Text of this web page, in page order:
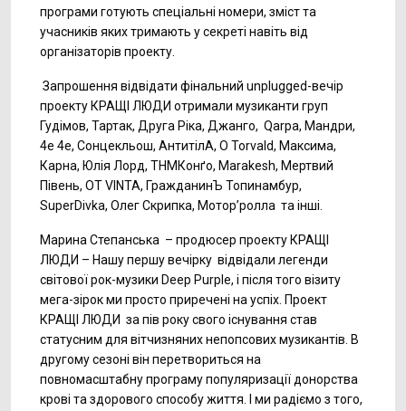
програми готують спеціальні номери, зміст та
учасників яких тримають у секреті навіть від
організаторів проекту.
Запрошення відвідати фінальний unplugged-вечір
проекту КРАЩІ ЛЮДИ отримали музиканти груп
Гудімов, Тартак, Друга Ріка, Джанго, Qarpa, Мандри,
4е 4е, Сонцекльош, АнтитілА, O Torvald, Максима,
Карна, Юлія Лорд, ТНМКонґо, Marakesh, Мертвий
Півень, OT VINTA, ГражданинЪ Топинамбур,
SuperDivka, Олег Скрипка, Мотор’ролла та інші.
Марина Степанська – продюсер проекту КРАЩІ
ЛЮДИ – Нашу першу вечірку відвідали легенди
світової рок-музики Deep Purple, і після того візиту
мега-зірок ми просто приречені на успіх. Проект
КРАЩІ ЛЮДИ за пів року свого існування став
статусним для вітчизняних непопсових музикантів. В
другому сезоні він перетвориться на
повномасштабну програму популяризації донорства
крові та здорового способу життя. І ми радіємо з того,